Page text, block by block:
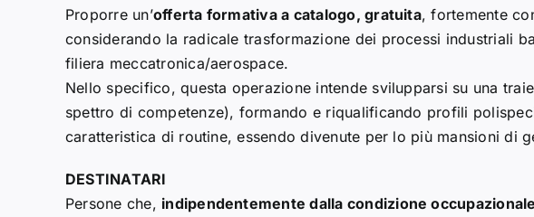
Proporre un’offerta formativa a catalogo, gratuita, fortemente
considerando la radicale trasformazione dei processi industriali
filiera meccatronica/aerospace.
Nello specifico, questa operazione intende svilupparsi su una
spettro di competenze), formando e riqualificando profili
caratteristica di routine, essendo divenute per lo più mansioni di
DESTINATARI
Persone che, indipendentemente dalla condizione occupazionale